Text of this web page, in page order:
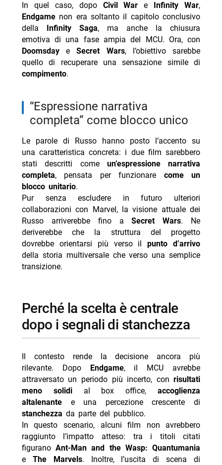
In quel caso, dopo Civil War e Infinity War,
Endgamenon era soltanto il capitolo conclusivo
della Infinity Saga, ma anche la chiusura
emotiva di una fase ampia del MCU. Ora, con
DoomsdayeSecret Wars, l’obiettivo sarebbe
quello di recuperare una sensazione simile di
compimento.
“espressione narrativa
completa” come blocco unico
Le parole di Russo hanno posto l’accento su
una caratteristica concreta: i due film sarebbero
stati descritti come un’espressione narrativa
completa, pensata per funzionare come un
blocco unitario.
Pur senza escludere in futuro ulteriori
collaborazioni con Marvel, la visione attuale dei
Russo arriverebbe fino aSecret Wars. Ne
deriverebbe che la struttura del progetto
dovrebbe orientarsi più verso ilpunto d’arrivo
della storia multiversale che verso una semplice
transizione.
perché la scelta è centrale
dopo i segnali di stanchezza
Il contesto rende la decisione ancora più
rilevante. Dopo
Endgame, il MCU avrebbe
attraversato un periodo più incerto, conrisultati
meno solidial box office,accoglienza
altalenantee una percezione crescente di
stanchezza da parte del pubblico.
In questo scenario, alcuni film non avrebbero
raggiunto l’impatto atteso: tra i titoli citati
figuranoAnt-Man and the Wasp: Quantumania
e The Marvels. Inoltre, l’uscita di scena di